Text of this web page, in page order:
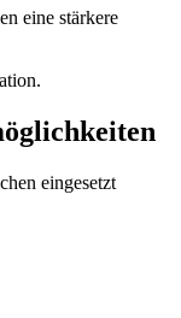
eine stärkere
eingesetzt